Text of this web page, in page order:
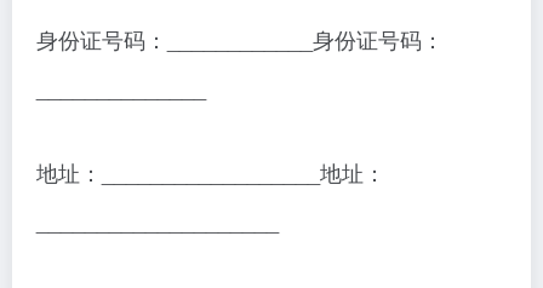
身份证号码：____________身份证号码：
地址：__________________地址：